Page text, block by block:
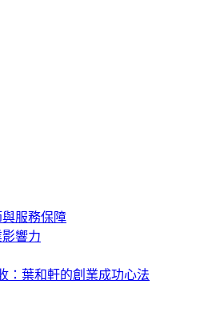
服務保障
響力
：葉和軒的創業成功心法